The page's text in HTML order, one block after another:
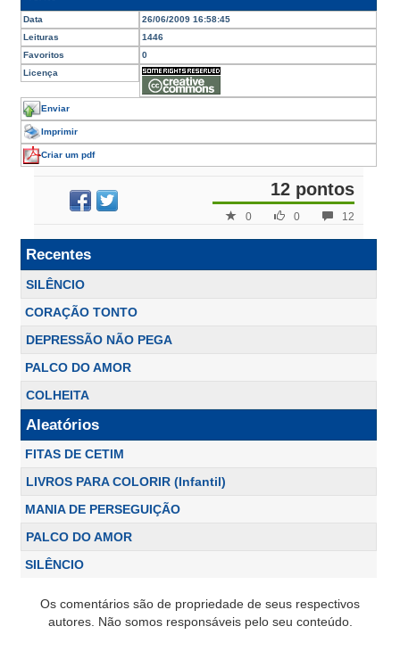
Data
26/06/2009 16:58:45
Leituras
1446
Favoritos
0
Licença
Enviar
Imprimir
Criar um pdf
12 pontos
12
0
0
Recentes
SILÊNCIO
CORAÇÃO TONTO
DEPRESSÃO NÃO PEGA
PALCO DO AMOR
COLHEITA
Aleatórios
FITAS DE CETIM
LIVROS PARA COLORIR (Infantil)
MANIA DE PERSEGUIÇÃO
PALCO DO AMOR
SILÊNCIO
Os comentários são de propriedade de seus respectivos
autores. Não somos responsáveis pelo seu conteúdo.